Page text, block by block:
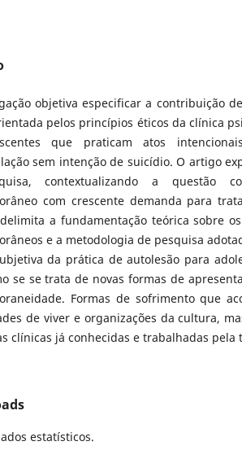
objetiva especificar a contribuição
pelos princípios éticos da clínica
que praticam atos
sem intenção de suicídio. O artigo
contextualizando a questão
com crescente demanda para
a fundamentação teórica sobre
e a metodologia de pesquisa
da prática de autolesão para
se se trata de novas formas de
Formas de sofrimento que
de viver e organizações da cultura,
clínicas já conhecidas e trabalhadas pela
estatísticos.